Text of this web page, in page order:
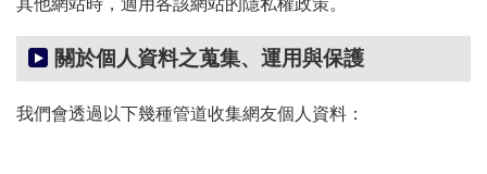
民
服
意
其他網站時，適用各該網站的隱私權政策。
關於個人資料之蒐集、運用與保護
我們會透過以下幾種管道收集網友個人資料：